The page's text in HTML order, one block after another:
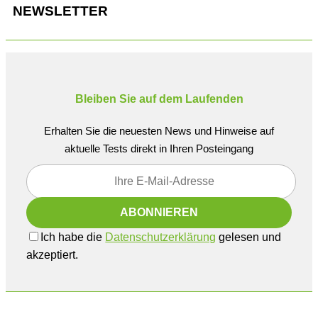
NEWSLETTER
Bleiben Sie auf dem Laufenden
Erhalten Sie die neuesten News und Hinweise auf
aktuelle Tests direkt in Ihren Posteingang
Ich habe die Datenschutzerklärung gelesen und
akzeptiert.